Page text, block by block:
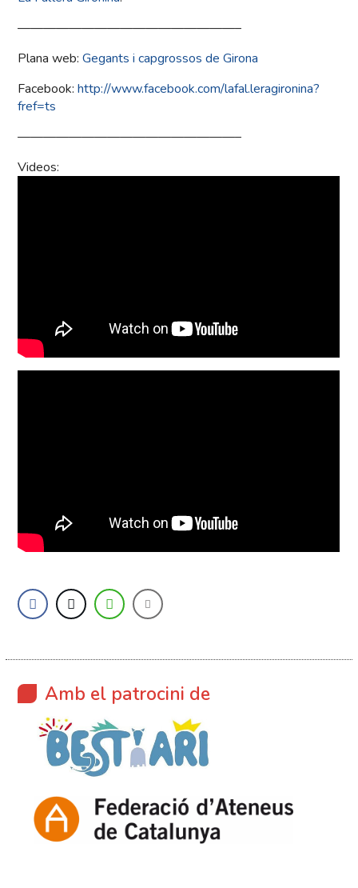
—————————————————–
Plana web:Gegants i capgrossos de Girona
Facebook:http://www.facebook.com/lafal.leragironina?
fref=ts
—————————————————–
Videos:
Amb el patrocini de